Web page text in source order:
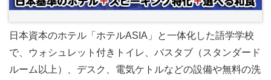
日本資本のホテル「ホテルASIA」と一体化した語学学校
で、ウォシュレット付きトイレ、バスタブ（スタンダード
ルーム以上）、デスク、電気ケトルなどの設備や無料の洗